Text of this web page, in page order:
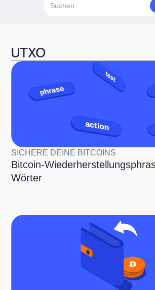
UTXO
SICHERE DEINE BITCOINS
Bitcoin-
Wörter